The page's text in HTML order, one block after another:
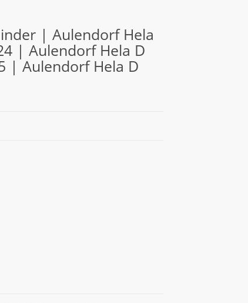
| Aulendorf Hela
| Aulendorf Hela D
| Aulendorf Hela D